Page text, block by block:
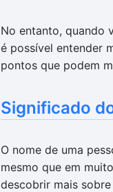
No entanto, quando
é possível entender
pontos que podem
Significado
O nome de uma
mesmo que em
descobrir mais